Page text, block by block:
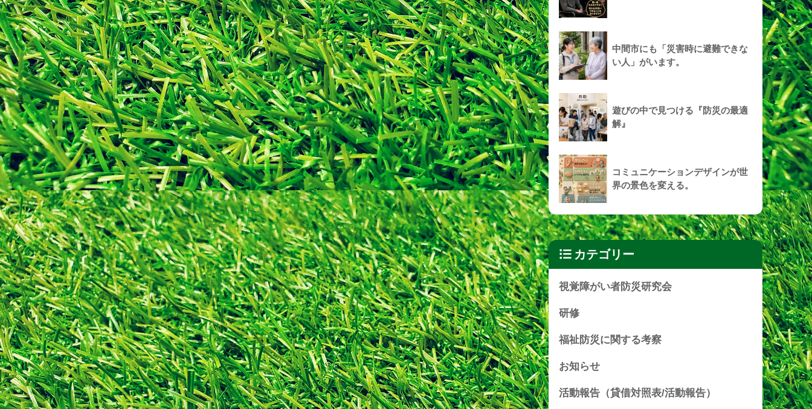
中間市にも「災害時に避難できな
い人」がいます。
遊びの中で見つける『防災の最適
解』
コミュニケーションデザインが世
界の景色を変える。
カテゴリー
視覚障がい者防災研究会
研修
福祉防災に関する考察
お知らせ
活動報告（貸借対照表/活動報告）